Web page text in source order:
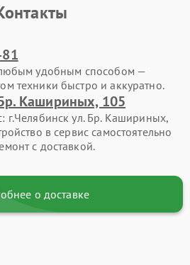
удобным способом —
техники быстро и аккуратно.
Кашириных, 105
г.Челябинск ул. Бр. Кашириных,
в сервис самостоятельно
с доставкой.
о доставке